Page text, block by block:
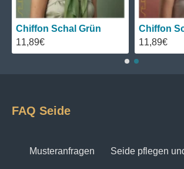
Chiffon Schal Grün
11,89€
Chiffon
11,89€
FAQ Seide
Musteranfragen Seide pflegen